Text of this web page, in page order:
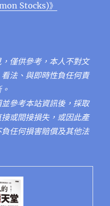
Stocks)》
僅供參考，本人不對文
法、與即時性負任何責
參考本站資訊後，採取
或間接損失，或因此產
任何損害賠償及其他法